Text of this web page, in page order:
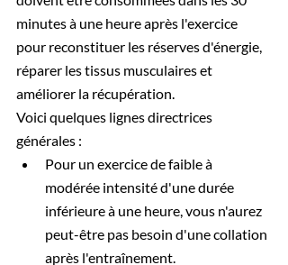
minutes à une heure après l'exercice
pour reconstituer les réserves d'énergie,
réparer les tissus musculaires et
améliorer la récupération.
Voici quelques lignes directrices
générales :
Pour un exercice de faible à
modérée intensité d'une durée
inférieure à une heure, vous n'aurez
peut-être pas besoin d'une collation
après l'entraînement.